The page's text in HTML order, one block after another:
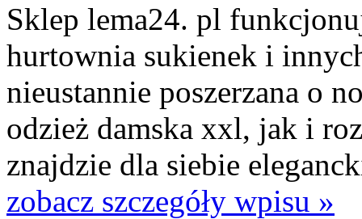
Sklep lema24. pl
hurtownia sukienek i
nieustannie poszerzana o
odzież damska xxl, jak i
znajdzie dla siebie
zobacz szczegóły wpisu »